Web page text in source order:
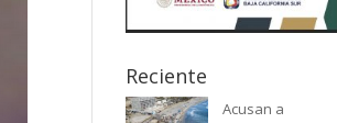
Reciente
Acusan a